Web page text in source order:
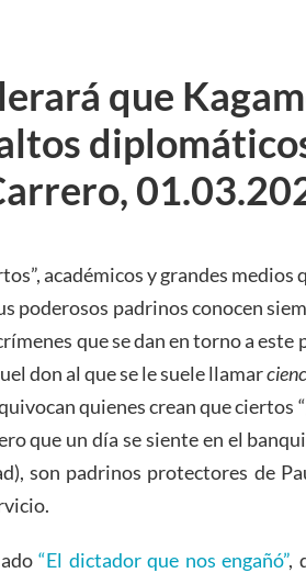
que
académicos y grandes medios
poderosos padrinos conocen
que se dan en torno a este
don al que se le suele llamar
quienes crean que ciertos
que un día se siente en el
son padrinos protectores de
“El dictador que nos engañó”,